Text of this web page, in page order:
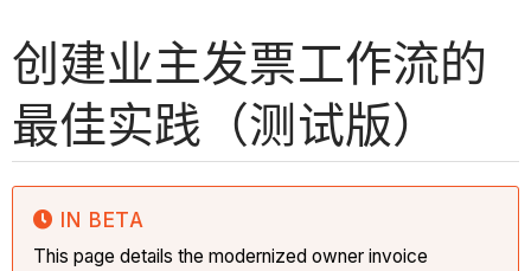
创建业主发票工作流的
最佳实践（测试版）
IN BETA
This page details the modernized owner invoice